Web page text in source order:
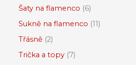
Šaty na flamenco 6
Sukně na flamenco 11
Třásně 2
Trička a topy 7